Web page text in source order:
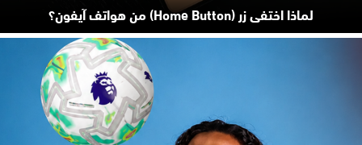
لماذا اختفى زر (Home Button) من هواتف آيفون؟